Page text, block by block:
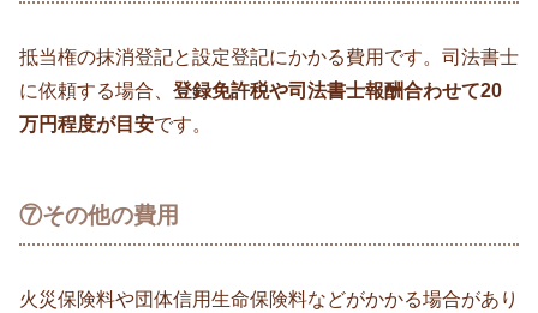
抵当権の抹消登記と設定登記にかかる費用です。司法書士
に依頼する場合、 登録免許税や司法書士報酬合わせて20
万円程度が目安です。
⑦その他の費用
火災保険料や団体信用生命保険料などがかかる場合があり